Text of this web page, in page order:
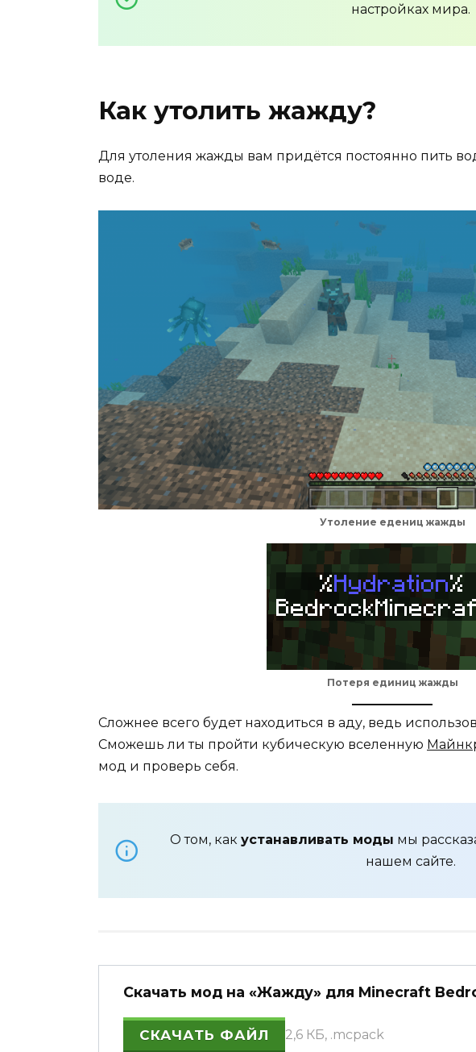
настройках мира.
Как утолить жажду?
Для утоления жажды вам придётся постоянно пить
воде.
Утоление едениц жажды
Потеря единиц жажды
Сложнее всего будет находиться в аду, ведь
Сможешь ли ты пройти кубическую вселенную
мод и проверь себя.
О том, как устанавливать моды мы
нашем сайте.
Скачать мод на «Жажду» для Minecraft
СКАЧАТЬ ФАЙЛ 2,6 КБ, .mcpack